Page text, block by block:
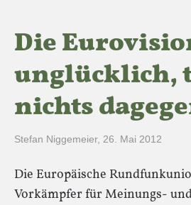
Die
unglücklich,
nichts
Stefan Niggemeier, 26. Mai 2012
Die Europäische
Vorkämpfer für Meinungs-